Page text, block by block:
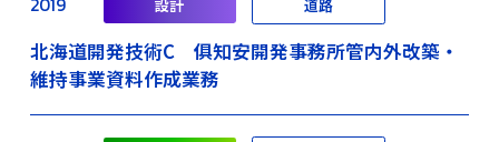
設計 道路
北海道開発技術C 俱知安開発事務所管内外改築・
維持事業資料作成業務